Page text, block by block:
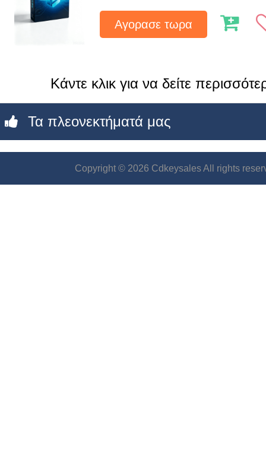
Αγορασε τωρα
Κάντε κλικ για να δείτε
Τα πλεονεκτήματά μας
Copyright © 2026 Cdkeysales All rights